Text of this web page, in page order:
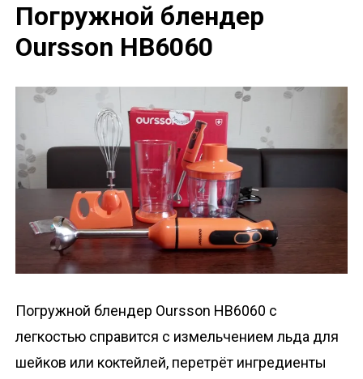
Погружной блендер
Oursson HB6060
Погружной блендер Oursson HB6060 с
легкостью справится с измельчением льда для
шейков или коктейлей, перетрёт ингредиенты